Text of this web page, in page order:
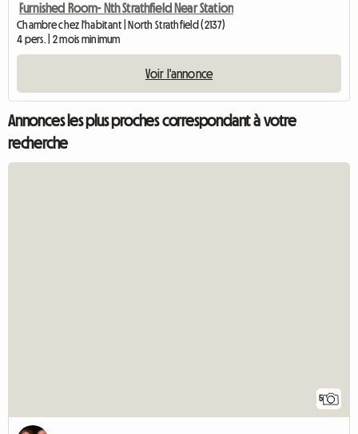
Furnished Room- Nth Strathfield Near Station
Chambre chez l'habitant | North Strathfield (2137)
4 pers. | 2 mois minimum
Voir l'annonce
Annonces les plus proches correspondant à votre
recherche
5